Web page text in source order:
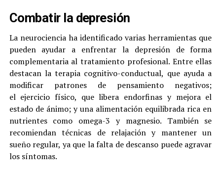
Combatir la depresión
La neurociencia ha identificado varias herramientas que
pueden ayudar a enfrentar la depresión de forma
complementaria al tratamiento profesional. Entre ellas
destacan la terapia cognitivo-conductual, que ayuda a
modificar patrones de pensamiento negativos;
el ejercicio físico, que libera endorfinas y mejora el
estado de ánimo; y una alimentación equilibrada rica en
nutrientes como omega-3 y magnesio. También se
recomiendan técnicas de relajación y mantener un
sueño regular, ya que la falta de descanso puede agravar
los síntomas.